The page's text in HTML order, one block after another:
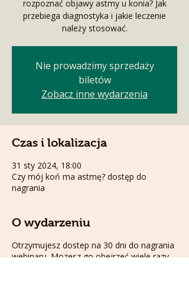
rozpoznać objawy astmy u konia? Jak
przebiega diagnostyka i jakie leczenie
należy stosować.
Nie prowadzimy sprzedaży
biletów
Zobacz inne wydarzenia
Czas i lokalizacja
31 sty 2024, 18:00
Czy mój koń ma astmę? dostęp do
nagrania
O wydarzeniu
Otrzymujesz dostep na 30 dni do nagrania
webinaru. Mozesz go obejrzeć wiele razy